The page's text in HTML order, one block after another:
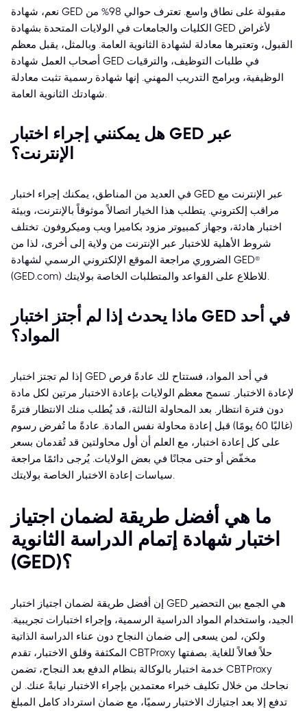
نعم، شهادة GED مقبولة على نطاق واسع. تعترف حوالي 98% من
الكليات والجامعات في الولايات المتحدة بشهادة GED لأغراض
القبول، وتعتبرها معادلة لشهادة الثانوية العامة. وبالمثل، يقبل معظم
أصحاب العمل شهادة GED في طلبات التوظيف، والترقيات
الوظيفية، وبرامج التدريب المهني. إنها شهادة رسمية تثبت معادلة
شهادتك الثانوية العامة.
هل يمكنني إجراء اختبار GED عبر
الإنترنت؟
في العديد من المناطق، يمكنك إجراء اختبار GED عبر الإنترنت مع
مراقب إلكتروني. يتطلب هذا الخيار اتصالاً موثوقاً بالإنترنت، وبيئة
اختبار هادئة، وجهاز كمبيوتر مزود بكاميرا ويب وميكروفون. تختلف
شروط الأهلية للاختبار عبر الإنترنت من ولاية إلى أخرى، لذا من
الضروري مراجعة الموقع الإلكتروني الرسمي لشهادة GED®
(GED.com) للاطلاع على القواعد والمتطلبات الخاصة بولايتك.
ماذا يحدث إذا لم أجتز اختبار GED في أحد
المواد؟
إذا لم تجتز اختبار GED في أحد المواد، فستتاح لك عادةً فرص
لإعادة الاختبار. تسمح معظم الولايات بإعادة الاختبار مرتين لكل مادة
دون فترة انتظار. بعد المحاولة الثالثة، قد يُطلب منك الانتظار فترةً
(غالبًا 60 يومًا) قبل إعادة محاولة نفس المادة. عادةً ما تُفرض رسوم
على كل إعادة اختبار، مع العلم أن أول محاولتين قد تُقدمان بسعر
مخفّض أو حتى مجانًا في بعض الولايات. يُرجى دائمًا مراجعة
سياسات إعادة الاختبار الخاصة بولايتك.
ما هي أفضل طريقة لضمان اجتياز
اختبار شهادة إتمام الدراسة الثانوية
(GED)؟
إن أفضل طريقة لضمان اجتياز اختبار GED هي الجمع بين التحضير
الجيد، واستخدام المواد الدراسية الرسمية، وإجراء اختبارات تجريبية.
ولكن، لمن يسعى إلى ضمان النجاح دون عناء الدراسة الذاتية
المكثفة وقلق الاختبار، تقدم CBTProxy حلاً فعالاً للغاية. بصفتها
خدمة اختبار بالوكالة بنظام الدفع بعد النجاح، تضمن CBTProxy
نجاحك من خلال تكليف خبراء معتمدين بإجراء الاختبار نيابةً عنك. لن
تدفع إلا بعد اجتيازك الاختبار رسميًا، مع ضمان استرداد كامل المبلغ